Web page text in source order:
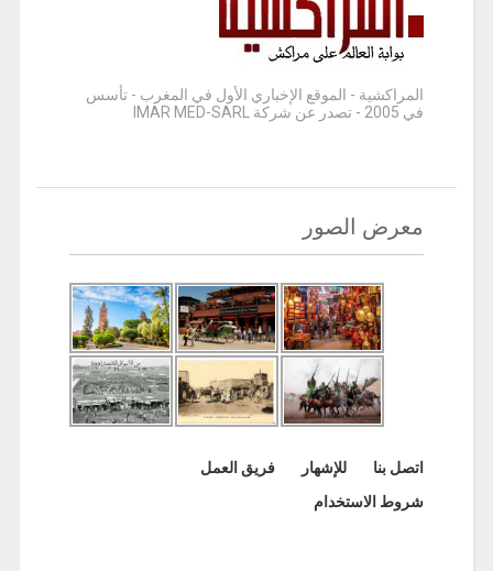
المراكشية - الموقع الإخباري الأول في المغرب - تأسس
في 2005 - تصدر عن شركة IMAR MED-SARL
معرض الصور
اتصل بنا للإشهار
فريق العمل
شروط الاستخدام